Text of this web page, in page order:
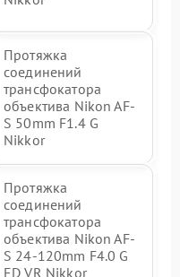
Протяжка
соединений
трансфокатора
объектива Nikon AF-
S 50mm F1.4 G
Nikkor
Протяжка
соединений
трансфокатора
объектива Nikon AF-
S 24-120mm F4.0 G
ED VR Nikkor